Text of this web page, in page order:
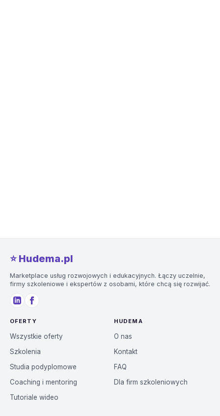
⭐️ Hudema.pl
Marketplace usług rozwojowych i edukacyjnych. Łączy uczelnie,
firmy szkoleniowe i ekspertów z osobami, które chcą się rozwijać.
OFERTY
Wszystkie oferty
Szkolenia
Studia podyplomowe
Coaching i mentoring
Tutoriale wideo
HUDEMA
O nas
Kontakt
FAQ
Dla firm szkoleniowych